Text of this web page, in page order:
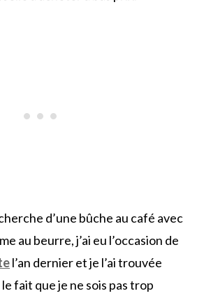
d’une bûche au café avec
au beurre, j’ai eu l’occasion de
l’an dernier et je l’ai trouvée
fait que je ne sois pas trop